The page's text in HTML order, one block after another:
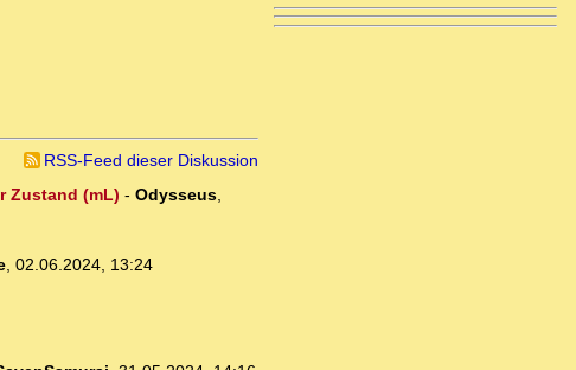
RSS-Feed dieser Diskussion
Zustand (mL) - Odysseus,
, 02.06.2024, 13:24